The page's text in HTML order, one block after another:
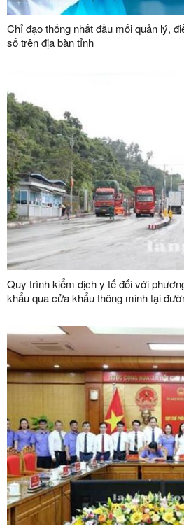
Chỉ đạo thống nhất đầu mối quản lý,
số trên địa bàn tỉnh
Quy trình kiểm dịch y tế đối với
khẩu qua cửa khẩu thông minh tại
dụng vận chuyển hàng hoá khu vực
cửa khẩu quốc tế Hữu Nghị (Việt
Quốc)